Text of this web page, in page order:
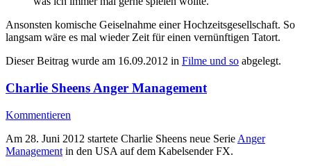
Ansonsten komische Geiselnahme einer Hochzeitsgesellschaft. So
langsam wäre es mal wieder Zeit für einen vernünftigen Tatort.
Dieser Beitrag wurde am 16.09.2012 in Filme und so abgelegt.
Charlie Sheens Anger Management
Kommentieren
Am 28. Juni 2012 startete Charlie Sheens neue Serie Anger
Management in den USA auf dem Kabelsender FX.